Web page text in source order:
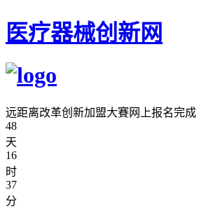
医疗器械创新网
远距离改革创新加盟大賽网上报名完成
48
天
16
时
37
分